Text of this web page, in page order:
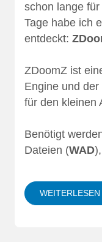
schon lange
Tage habe ich
entdeckt:
ZDoomZ ist
Engine und der
für den kleinen
Benötigt
Dateien (WAD
WEITERLESEN